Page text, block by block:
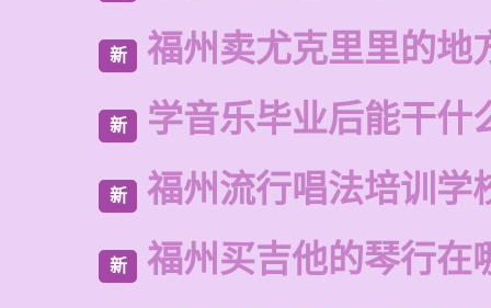
新 福州卖尤克里里的地
新 学音乐毕业后能干什
新 福州流行唱法培训学
新 福州买吉他的琴行在